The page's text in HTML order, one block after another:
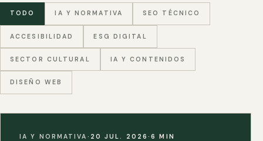
TODO IA Y NORMATIVA SEO TÉCNICO
ACCESIBILIDAD ESG DIGITAL
SECTOR CULTURAL IA Y CONTENIDOS
DISEÑO WEB
IA Y NORMATIVA · 20 JUL. 2026·6 MIN